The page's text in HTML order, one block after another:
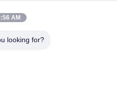
AM
looking for?